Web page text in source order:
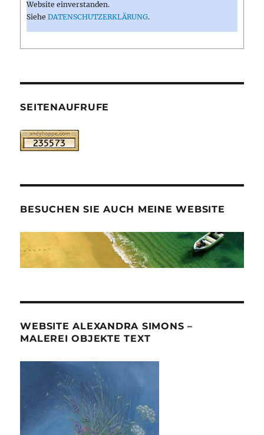
Website einverstanden.
SieheDATENSCHUTZERKLÄRUNG.
SEITENAUFRUFE
BESUCHEN SIE AUCH MEINE WEBSITE
WEBSITE ALEXANDRA SIMONS –
MALEREI OBJEKTE TEXT